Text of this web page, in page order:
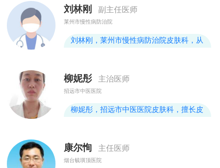
探索皮肤病的前沿技术与方法，熟练诊治
皮肤科常见病、多发病，擅长真菌性皮肤
病及其他感染性皮肤病、性病的诊治。主
刘林刚 副主任医师
莱州市慢性病防治院
刘林刚，莱州市慢性病防治院皮肤科，从
科分会副主任委员，山东省激光医学会皮
肤美容专业委员会委员，山东省职业病专
业临床质量控制中心专家委员会委员，获
一项。
柳妮彤 主治医师
招远市中医医院
柳妮彤，招远市中医医院皮肤科，擅长皮
等。
康尔恂 主任医师
烟台毓璜顶医院